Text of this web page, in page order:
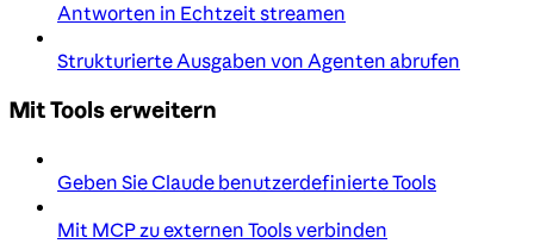
Antworten in Echtzeit streamen
Strukturierte Ausgaben von Agenten abrufen
Mit Tools erweitern
Geben Sie Claude benutzerdefinierte Tools
Mit MCP zu externen Tools verbinden